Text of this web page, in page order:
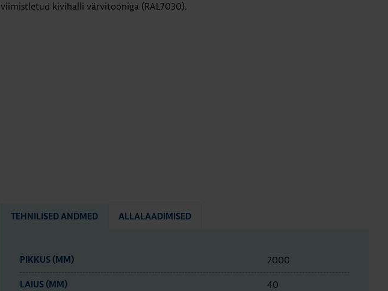
viimistletud kivihalli värvitooniga (RAL7030).
TEHNILISED ANDMED ALLALAADIMISED
PIKKUS (MM) 2000
LAIUS (MM) 40